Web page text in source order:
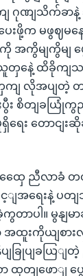
ျ ဂုဏျသိက်ခာ
ေးဖို့က မဖွဈမ
အကွိမျကွိမျ
တှနေဲ့ ထိခိုကျ
ကျ လိုအပျတဲ့ တ
စိတျခယြုံကွည
ရေး တောငျး
ေ ညီလာခံ တ
ျအရေးနဲ့ ပ
ကွတာပါ။ မွန
အထူးကိုယျစာ
နှိပျခြုပျခယြ
ထုတျဖောျ ပွ